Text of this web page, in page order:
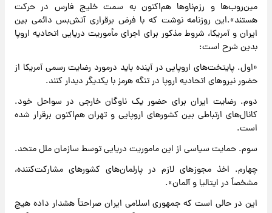
مین‌روب‌ها و رزم‌ناوها هم‌اکنون به سمت خلیج فارس در حرکت
هستند».این روزنامه نوشت که با فرض برقراری آتش‌بس دائمی بین
ایران و آمریکا، شروط مذکور برای اجرای مأموریت دریایی اتحادیه اروپا
بدین شرح است:
«اول. پایتخت‌های اروپایی در آینده باید درمورد رضایت رسمی آمریکا از
حضور نیروهای اتحادیه اروپا در تنگه هرمز با یکدیگر دیدار کنند.
دوم. رضایت ایران برای حضور یک ناوگان خارجی در سواحل خود.
کانال‌های ارتباطی بین کشورهای اروپایی و تهران هم‌اکنون برقرار شده
است.
سوم. حمایت سیاسی از این ماموریت دریایی توسط سازمان ملل متحد.
چهارم. اخذ مجوزهای لازم در پارلمان‌های کشورهای مشارکت‌کننده،
مشخصاً در ایتالیا و آلمان».
این در حالی است که جمهوری اسلامی ایران صراحتاً هشدار داده هیچ